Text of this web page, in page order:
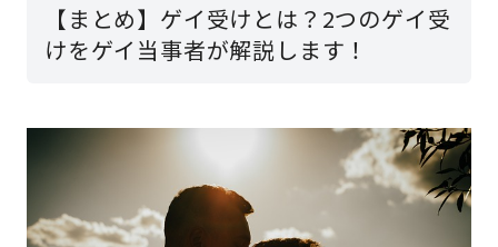
【まとめ】ゲイ受けとは？2つのゲイ受
けをゲイ当事者が解説します！